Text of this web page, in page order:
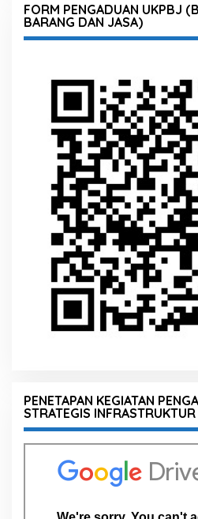
FORM PENGADUAN UKPBJ
BARANG DAN JASA)
PENETAPAN KEGIATAN
STRATEGIS